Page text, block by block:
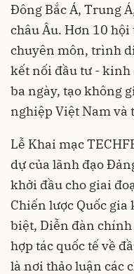
Đông Bắc Á, Trung
châu Âu. Hơn 10
chuyên môn, trình
kết nối đầu tư - kinh
ba ngày, tạo không
nghiệp Việt Nam và
Lễ Khai mạc
dự của lãnh đạo
khởi đầu cho giai
Chiến lược Quốc
biệt, Diễn đàn chính
hợp tác quốc tế về
là nơi thảo luận các